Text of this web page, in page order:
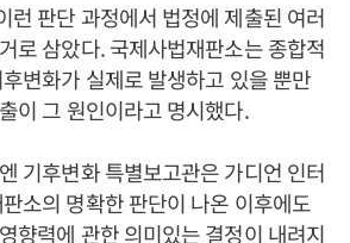
런 판단 과정에서 법정에 제출된 여러
로 삼았다. 국제사법재판소는 종합적
변화가 실제로 발생하고 있을 뿐만
이 그 원인이라고 명시했다.
기후변화 특별보고관은 가디언 인터
소의 명확한 판단이 나온 이후에도
향력에 관한 의미있는 결정이 내려지